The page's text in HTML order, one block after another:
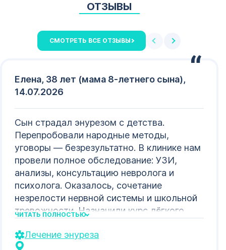
ОТЗЫВЫ
СМОТРЕТЬ ВСЕ ОТЗЫВЫ
Елена, 38 лет (мама 8-летнего сына),
14.07.2026
Сын страдал энурезом с детства.
Перепробовали народные методы,
уговоры — безрезультатно. В клинике нам
провели полное обследование: УЗИ,
анализы, консультацию невролога и
психолога. Оказалось, сочетание
незрелости нервной системы и школьной
тревожности. Назначили курс лёгкого
занятия с детским психологом в игровой
ЧИТАТЬ ПОЛНОСТЬЮ
Лечение энуреза